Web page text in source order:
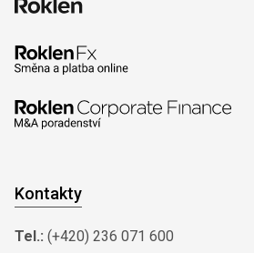
Kontakty
Tel.: (+420) 236 071 600